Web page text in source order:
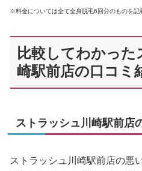
※料金については全て全身脱毛6回分のものを記
比較してわかった
崎駅前店の口コミ
ストラッシュ川崎駅前店
ストラッシュ川崎駅前店の悪